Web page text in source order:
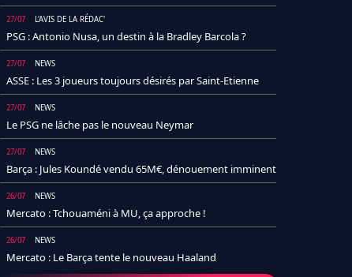
27/07 L'AVIS DE LA RÉDAC'
PSG : Antonio Nusa, un destin à la Bradley Barcola ?
27/07 NEWS
ASSE : Les 3 joueurs toujours désirés par Saint-Etienne
27/07 NEWS
Le PSG ne lâche pas le nouveau Neymar
27/07 NEWS
Barça : Jules Koundé vendu 65M€, dénouement imminent
26/07 NEWS
Mercato : Tchouaméni à MU, ça approche !
26/07 NEWS
Mercato : Le Barça tente le nouveau Haaland